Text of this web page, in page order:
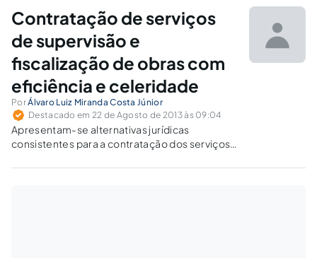
mandato, que deverão ser custeadas no
próprio exercício ou inscritas em “Restos a
Pagar”.
Contratação de serviços
de supervisão e
fiscalização de obras com
eficiência e celeridade
PorÁlvaro Luiz Miranda Costa Júnior
Destacado em 22 de Agosto de 2013 às 09:04
Apresentam-se alternativas jurídicas
consistentes para a contratação dos serviços